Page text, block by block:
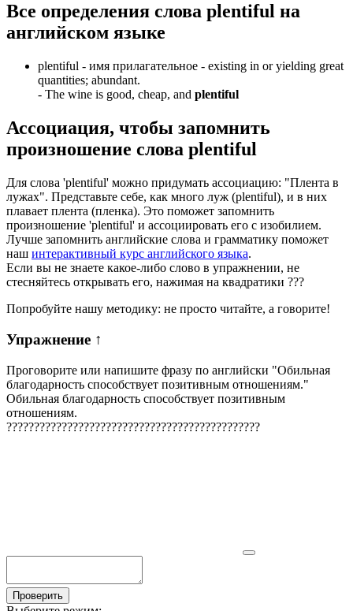
Все определения слова plentiful на
английском языке
plentiful - имя прилагательное - existing in or yielding great
quantities; abundant.
- The wine is good, cheap, and plentiful
Ассоциация, чтобы запомнить
произношение слова plentiful
Для слова 'plentiful' можно придумать ассоциацию: "Плента в
лужах". Представьте себе, как много луж (plentiful), и в них
плавает плента (пленка). Это поможет запомнить
произношение 'plentiful' и ассоциировать его с изобилием.
Лучше запомнить английские слова и грамматику поможет
наш интерактивный курс английского языка.
Если вы не знаете какое-либо слово в упражнении, не
стесняйтесь открывать его, нажимая на квадратики ???
Попробуйте нашу методику: не просто читайте, а говорите!
Упражнение ↑
Проговорите или напишите фразу по английски "Обильная
благодарность способствует позитивным отношениям."
Обильная благодарность способствует позитивным
отношениям.
??????????????????????????????????????????????
Проверить